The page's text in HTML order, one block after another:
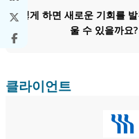
지
어떻게 하면 새로운 기회를
울 수 있을까요?
클라이언트